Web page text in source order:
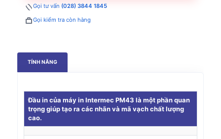
Gọi tư vấn (028) 3844 1845
Gọi kiểm tra còn hàng
TÍNH NĂNG
Đầu in của máy in Intermec PM43 là một phần quan
trọng giúp tạo ra các nhãn và mã vạch chất lượng
cao.